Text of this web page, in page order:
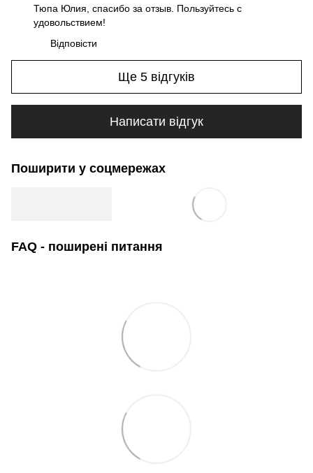
Тюпа Юлия, спасибо за отзыв. Пользуйтесь с
удовольствием!
Відповісти
Ще 5 відгуків
Написати відгук
Поширити у соцмережах
FAQ - поширені питання